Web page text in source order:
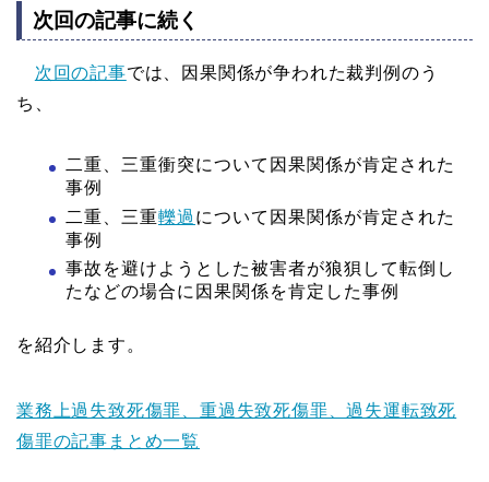
次回の記事に続く
次回の記事では、因果関係が争われた裁判例のう
ち、
二重、三重衝突について因果関係が肯定された
事例
二重、三重轢過 について因果関係が肯定された
事例
事故を避けようとした被害者が狼狽して転倒し
たなどの場合に因果関係を肯定した事例
を紹介します。
業務上過失致死傷罪、重過失致死傷罪、過失運転致死
傷罪の記事まとめ一覧